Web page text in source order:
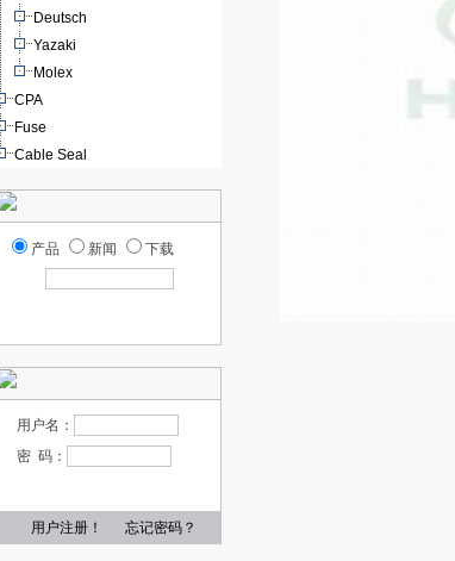
Deutsch
Yazaki
Molex
CPA
Fuse
Cable Seal
产品 新闻 下载
用户名：
密 码：
用户注册！ 忘记密码？